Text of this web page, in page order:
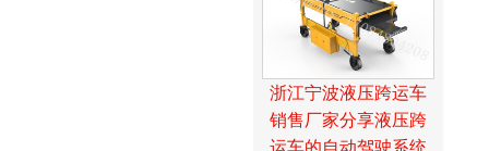
浙江宁波液压跨运车
销售厂家分享液压跨